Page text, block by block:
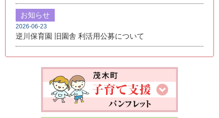
お知らせ
2026-06-23
逆川保育園 旧園舎 利活用公募について